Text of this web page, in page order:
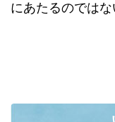
にあたるのではな